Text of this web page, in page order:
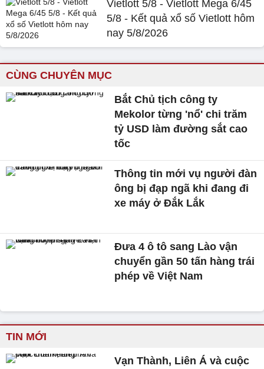
Vietlott 5/8 - Vietlott Mega 6/45
5/8 - Kết quả xổ số Vietlott hôm
nay 5/8/2026
CÙNG CHUYÊN MỤC
Bắt Chủ tịch công ty
Mekolor từng 'nổ' chi trăm
tỷ USD làm đường sắt cao
tốc
Thông tin mới vụ người đàn
ông bị đạp ngã khi đang đi
xe máy ở Đắk Lắk
Đưa 4 ô tô sang Lào vận
chuyển gần 50 tấn hàng trái
phép về Việt Nam
TIN MỚI
Vạn Thành, Liên Á và cuộc